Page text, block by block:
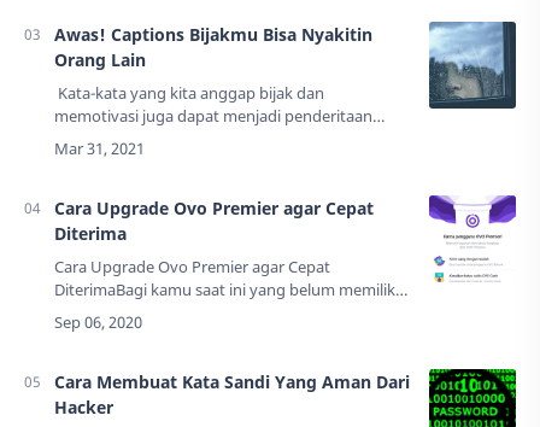
Awas! Captions Bijakmu Bisa Nyakitin
Orang Lain
Kata-kata yang kita anggap bijak dan
memotivasi juga dapat menjadi penderitaan
orang lain. Mengapa bisa? Mari silahkan baca
lebih lanjut artikel ini.Di zaman gadget ini, kita…
Cara Upgrade Ovo Premier agar Cepat
Diterima
Cara Upgrade Ovo Premier agar Cepat
DiterimaBagi kamu saat ini yang belum memilik
akun OVO dan ingin mulai menggunakannya,
silahkan kamu saya sarankan untuk mendaftar
Cara Membuat Kata Sandi Yang Aman Dari
Hacker